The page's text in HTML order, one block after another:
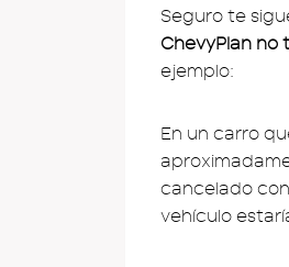
Seguro te
ChevyPlan no
ejemplo:
En un carro
cancelado con
vehículo